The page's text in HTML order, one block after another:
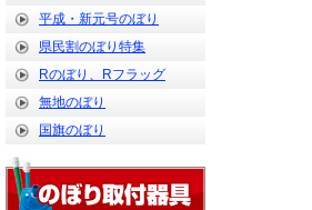
平成・新元号のぼり
県民割のぼり特集
Rのぼり、Rフラッグ
無地のぼり
国旗のぼり